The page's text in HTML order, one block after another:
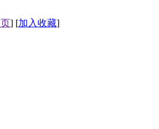
] [加入收藏]